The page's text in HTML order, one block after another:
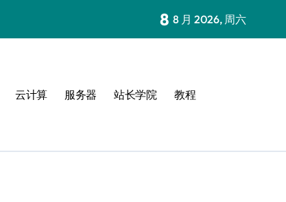
8 8 月 2026, 周六
云计算 服务器 站长学院 教程